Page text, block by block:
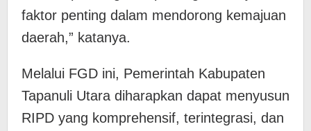
faktor penting dalam mendorong kemajuan
daerah,” katanya.
Melalui FGD ini, Pemerintah Kabupaten
Tapanuli Utara diharapkan dapat menyusun
RIPD yang komprehensif, terintegrasi, dan